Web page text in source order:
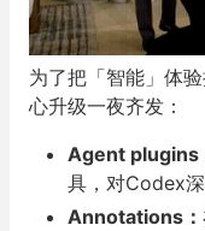
为了把「智能」体
心升级一夜齐发：
Agent plugins
具，对Codex深
Annotations：